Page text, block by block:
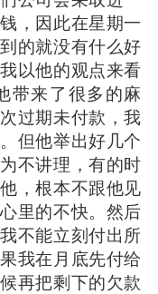
，因此在星期一
的就没有什么好
以他的观点来看
带来了很多的麻
过期未付款，我
但他举出好几个
不讲理，有的时
，根本不跟他见
里的不快。然后
不能立刻付出所
我在月底先付给
再把剩下的欠款